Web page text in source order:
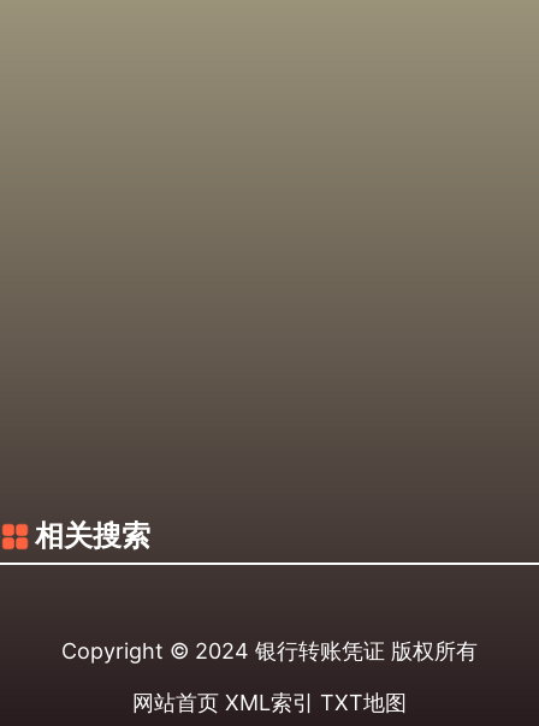
相关搜索
Copyright © 2024 银行转账凭证 版权所有
网站首页 XML索引 TXT地图